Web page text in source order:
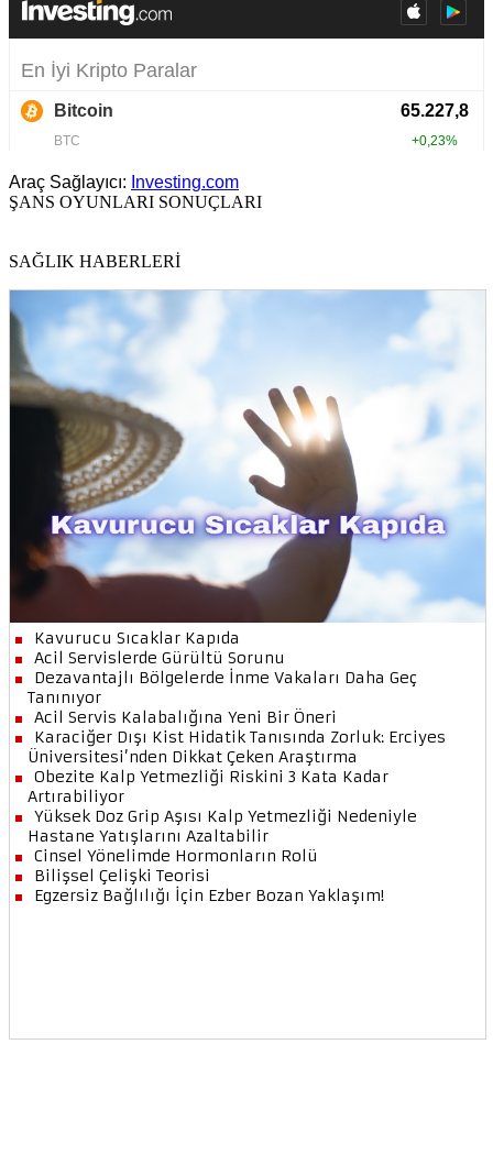
Araç Sağlayıcı: Investing.com
ŞANS OYUNLARI SONUÇLARI
SAĞLIK HABERLERİ